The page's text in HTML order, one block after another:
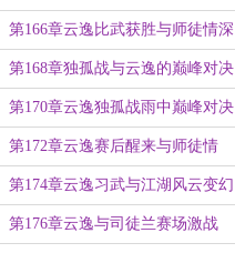
第166章云逸比武获胜与师徒情深
第168章独孤战与云逸的巅峰对决
第170章云逸独孤战雨中巅峰对决
第172章云逸赛后醒来与师徒情
第174章云逸习武与江湖风云变幻
第176章云逸与司徒兰赛场激战